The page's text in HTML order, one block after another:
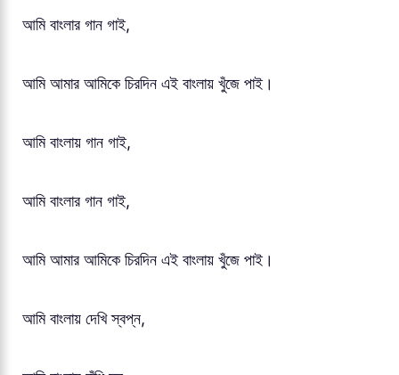
আমি বাংলার গান গাই,
আমি আমার আমিকে চিরদিন এই বাংলায় খুঁজে পাই।
আমি বাংলায় গান গাই,
আমি বাংলার গান গাই,
আমি আমার আমিকে চিরদিন এই বাংলায় খুঁজে পাই।
আমি বাংলায় দেখি স্বপ্ন,